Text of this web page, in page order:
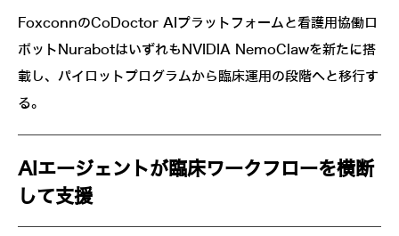
FoxconnのCoDoctor AIプラットフォームと看護用協働ロ
ボットNurabotはいずれもNVIDIA NemoClawを新たに搭
載し、パイロットプログラムから臨床運用の段階へと移行す
る。
AIエージェントが臨床ワークフローを横断
して支援